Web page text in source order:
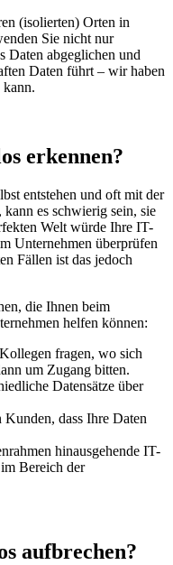
(isolierten) Orten in
Sie nicht nur
Daten abgeglichen und
Daten führt – wir haben
kann.
erkennen?
entstehen und oft mit der
es schwierig sein, sie
Welt würde Ihre IT-
Unternehmen überprüfen
Fällen ist das jedoch
die Ihnen beim
helfen können:
fragen, wo sich
um Zugang bitten.
Datensätze über
dass Ihre Daten
hinausgehende IT-
Bereich der
aufbrechen?